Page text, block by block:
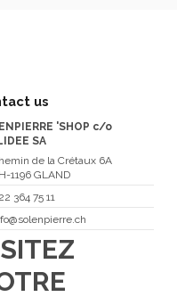
us
'SHOP c/o
SA
de la Crétaux 6A
1196 GLAND
364 75 11